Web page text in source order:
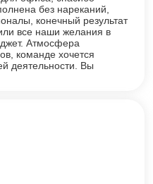
без нареканий,
конечный результат
все наши желания в
Атмосфера
команде хочется
деятельности. Вы